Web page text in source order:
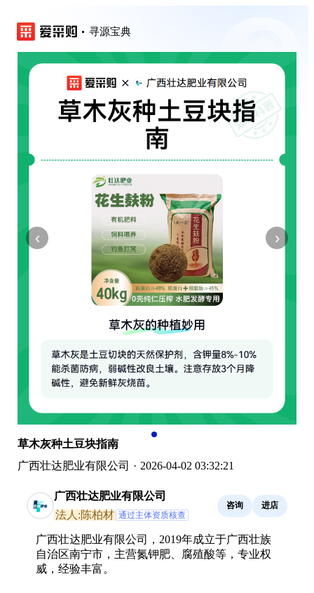
寻源宝典
‹ ›
草木灰种土豆块指南
广西壮达肥业有限公司 · 2026-04-02 03:32:21
广西壮达肥业有限公司
法人:陈柏材 通过主体资质核查
咨询 进店
广西壮达肥业有限公司，2019年成立于广西壮族
自治区南宁市，主营氮钾肥、腐殖酸等，专业权
威，经验丰富。